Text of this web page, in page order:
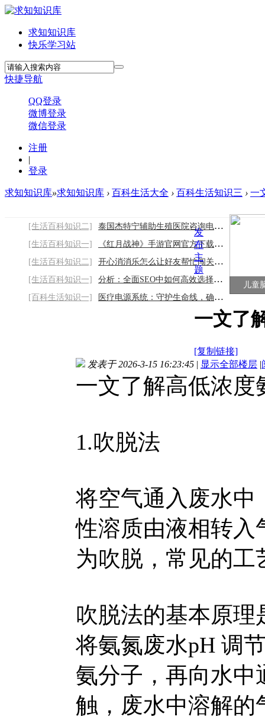
求知知识库
快乐学习站
快捷导航
QQ登录
微博登录
微信登录
注册
|
登录
求知知识库»求知知识库 › 百科生活大全 › 百科生活知识三 › 一
[生活百科知识二]
泰国杰特宁辅助生殖医院咨询电话 • 2026踩
[生活百科知识一]
《红月战神》手游官网官方下载链接：开启安
[生活百科知识二]
开心消消乐怎么让好友帮忙闯关2026/8/9
[生活百科知识一]
分析：全面SEO中如何高效选择和运用关键词
[百科生活知识一]
医疗电源系统：守护生命线，确保设备稳定与
儿童
发
布
主
题
一文了
[复制链接]
发表于 2026-3-15 16:23:45 | 显示全部楼层 |
一文了解高低浓度
1.吹脱法
将空气通入废水中
性溶质由液相转入
为吹脱，常见的工
吹脱法的基本原
将氨氮废水pH 调
氨分子，再向水中
触，废水中溶解的